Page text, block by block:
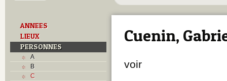
ANNEES
LIEUX
PERSONNES
A
B
C
Cuenin,
voir